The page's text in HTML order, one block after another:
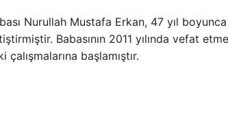
Nurullah Mustafa Erkan, 47 yıl
Babasının 2011 yılında vefat
başlamıştır.